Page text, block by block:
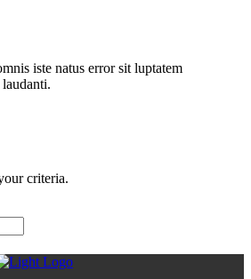
iste natus error sit luptatem
criteria.